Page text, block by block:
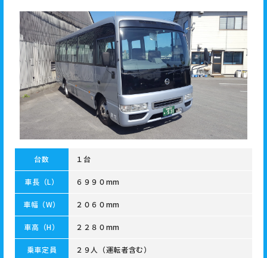
台数 １台
車長（L） ６９９０mm
車幅（W） ２０６０mm
車高（H） ２２８０mm
乗車定員 ２９人（運転者含む）